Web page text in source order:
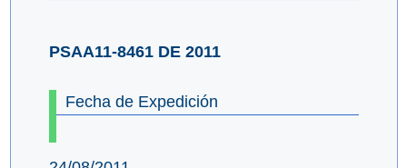
PSAA11-8461 DE 2011
Fecha de Expedición